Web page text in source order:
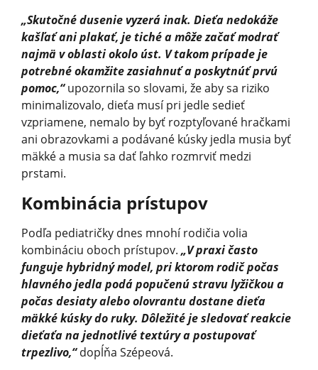
„Skutočné dusenie vyzerá inak. Dieťa nedokáže
kašľať ani plakať, je tiché a môže začať modrať
najmä v oblasti okolo úst. V takom prípade je
potrebné okamžite zasiahnuť a poskytnúť prvú
pomoc,“upozornila so slovami, že aby sa riziko
minimalizovalo, dieťa musí pri jedle sedieť
vzpriamene, nemalo by byť rozptyľované hračkami
ani obrazovkami a podávané kúsky jedla musia byť
mäkké a musia sa dať ľahko rozmrviť medzi
prstami.
Kombinácia prístupov
Podľa pediatričky dnes mnohí rodičia volia
kombináciu oboch prístupov. „V praxi často
funguje hybridný model, pri ktorom rodič počas
hlavného jedla podá popučenú stravu lyžičkou a
počas desiaty alebo olovrantu dostane dieťa
mäkké kúsky do ruky. Dôležité je sledovať reakcie
dieťaťa na jednotlivé textúry a postupovať
trpezlivo,“dopĺňa Szépeová.